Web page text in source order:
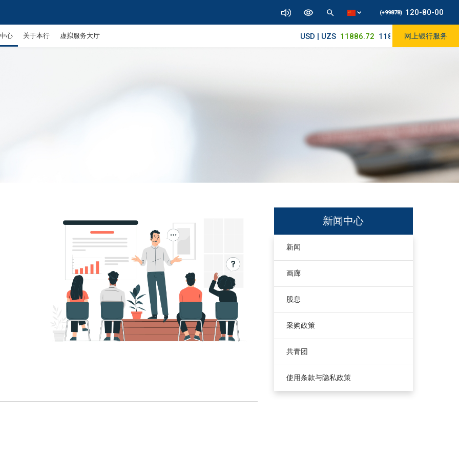
(+99878) 120-80-00
心 关于本行 虚拟服务大厅 USD | UZS 11886.72 11830/11945网上银行服务
新闻中心
新闻
画廊
股息
采购政策
共青团
使用条款与隐私政策